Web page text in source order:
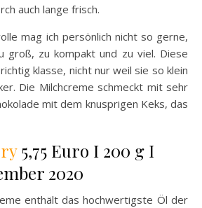
auch lange frisch.
mag ich persönlich nicht so gerne,
groß, zu kompakt und zu viel. Diese
klasse, nicht nur weil sie so klein
Die Milchcreme schmeckt mit sehr
mit dem knusprigen Keks, das
5,75 Euro I 200 g I
2020
enthält das hochwertigste Öl der